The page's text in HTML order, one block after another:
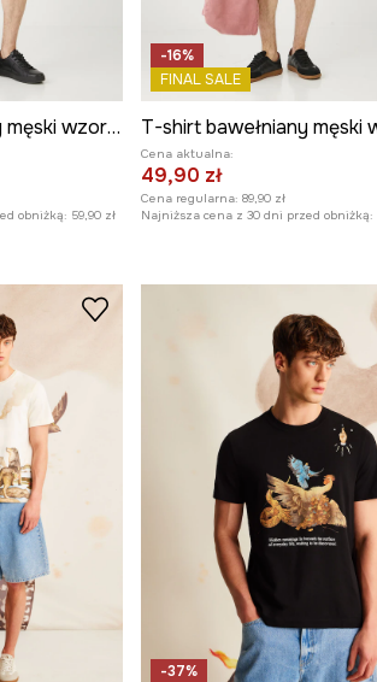
T-shirt bawełniany męski wzorzysty kolor czarny
obniżką: 59,90 zł
-16%
FINAL SALE
Cena aktualna:
49,90 zł
Cena regularna: 89,90 zł
Najniższa cena z 30 dni przed obniżką:
-37%